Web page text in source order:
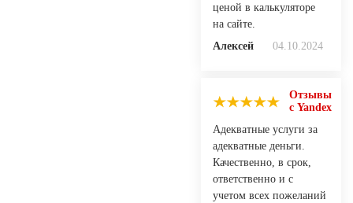
ценой в калькуляторе
на сайте.
Алексей
04.10.2024
Отзывы
с Yandex
Адекватные услуги за
адекватные деньги.
Качественно, в срок,
ответственно и с
учетом всех пожеланий